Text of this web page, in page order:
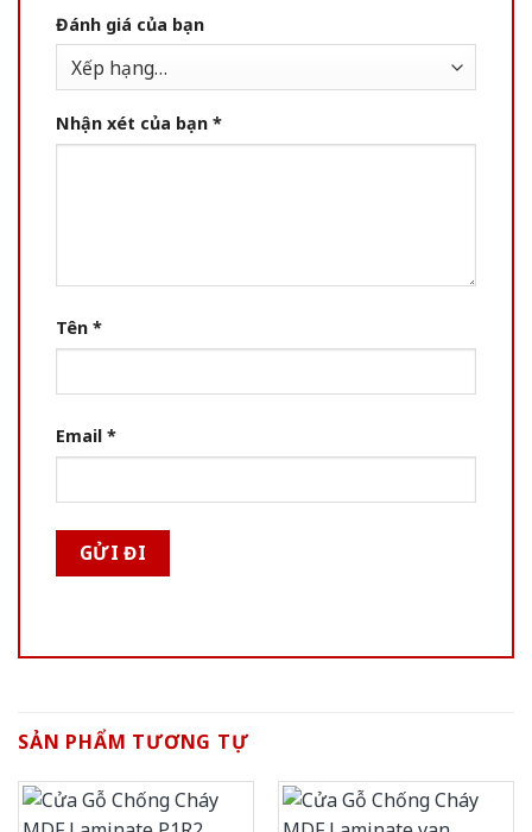
Đánh giá của bạn
Nhận xét của bạn *
Tên *
Email *
SẢN PHẨM TƯƠNG TỰ